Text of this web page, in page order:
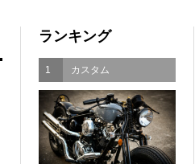
ランキング
1 カスタム